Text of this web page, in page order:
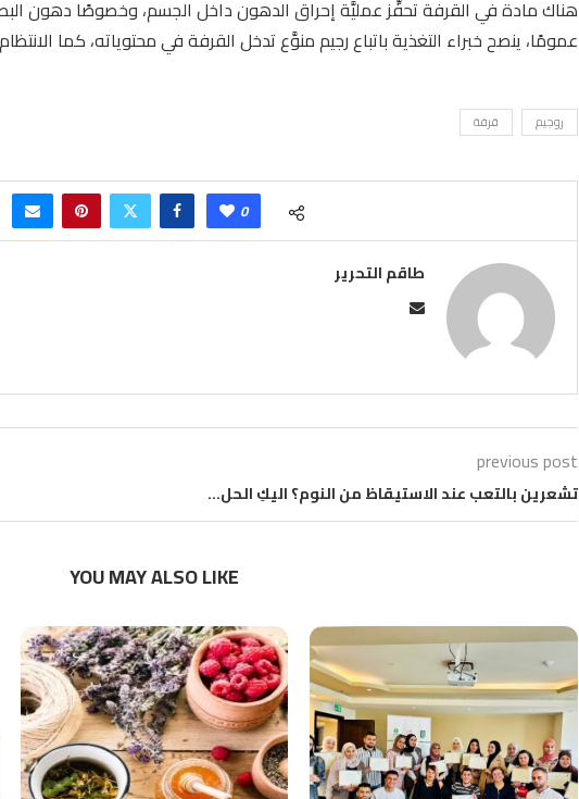
هناك مادة في القرفة تحفِّز عمليَّة إحراق الدهون داخل الجسم، وخصوصًا دهون
عمومًا، ينصح خبراء التغذية باتباع رجيم منوَّع تدخل القرفة في محتوياته، كما
روجيم قرفة
0
طاقم التحرير
previous post
تشعرين بالتعب عند الاستيقاظ من النوم؟ اليكِ الحل…
YOU MAY ALSO LIKE